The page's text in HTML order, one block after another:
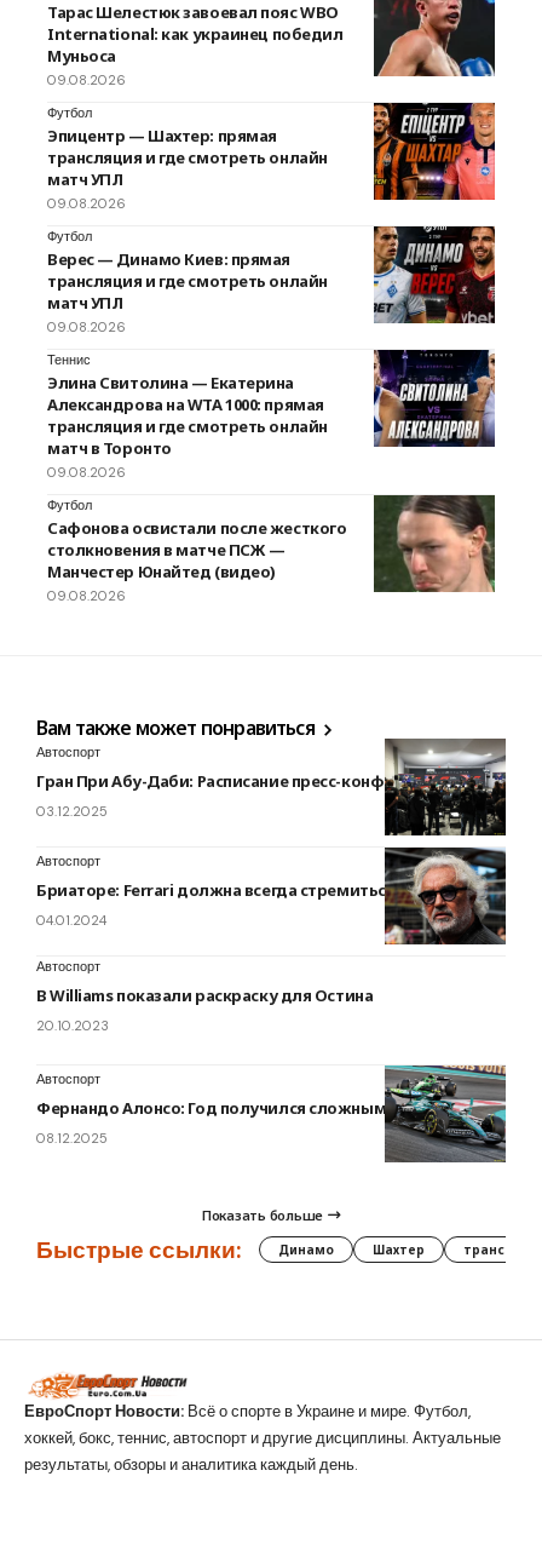
Тарас Шелестюк завоевал пояс WBO
International: как украинец победил
Муньоса
09.08.2026
Футбол
Эпицентр — Шахтер: прямая
трансляция и где смотреть онлайн
матч УПЛ
09.08.2026
Футбол
Верес — Динамо Киев: прямая
трансляция и где смотреть онлайн
матч УПЛ
09.08.2026
Теннис
Элина Свитолина — Екатерина
Александрова на WTA 1000: прямая
трансляция и где смотреть онлайн
матч в Торонто
09.08.2026
Футбол
Сафонова освистали после жесткого
столкновения в матче ПСЖ —
Манчестер Юнайтед (видео)
09.08.2026
Вам также может понравиться
Автоспорт
Гран При Абу-Даби: Расписание пресс-конференций
03.12.2025
Автоспорт
Бриаторе: Ferrari должна всегда стремиться к подиуму
04.01.2024
Автоспорт
В Williams показали раскраску для Остина
20.10.2023
Автоспорт
Фернандо Алонсо: Год получился сложным
08.12.2025
Показать больше
Быстрые ссылки: Динамо Шахтер трансферы
ЕвроСпорт Новости: Всё о спорте в Украине и мире. Футбол,
хоккей, бокс, теннис, автоспорт и другие дисциплины. Актуальные
результаты, обзоры и аналитика каждый день.